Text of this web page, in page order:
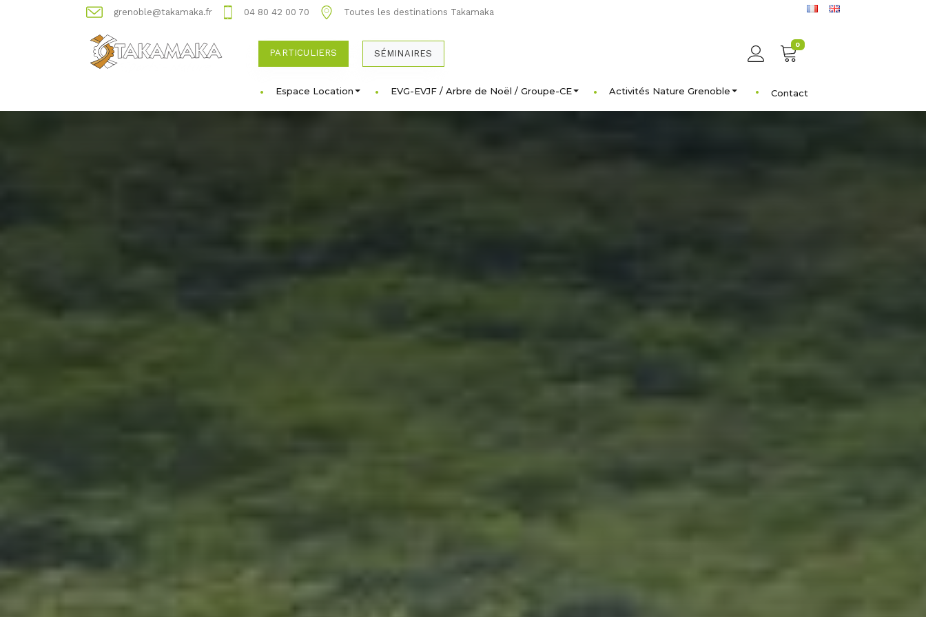
grenoble@takamaka.fr 04 80 42 00 70 Toutes les destinations Takamaka
PARTICULIERS SÉMINAIRES
0
Espace Location EVG-EVJF / Arbre de Noël / Groupe-CE Activités Nature Grenoble Contact